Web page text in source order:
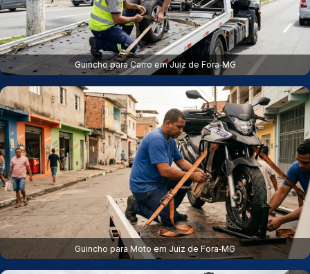
Guincho para Carro em Juiz de Fora‑MG
Guincho para Moto em Juiz de Fora‑MG